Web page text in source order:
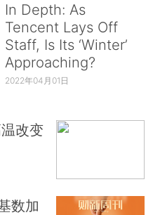
In Depth: As
Tencent Lays Off
Staff, Is Its ‘Winter’
Approaching?
2022年04月01日
改变
数加